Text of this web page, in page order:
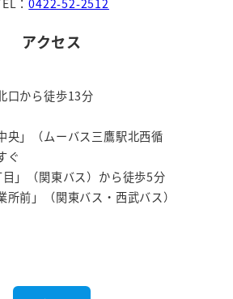
：0422-52-2512
アクセス
口から徒歩13分
央」（ムーバス三鷹駅北西循
ぐ
目」（関東バス）から徒歩5分
所前」（関東バス・西武バス）